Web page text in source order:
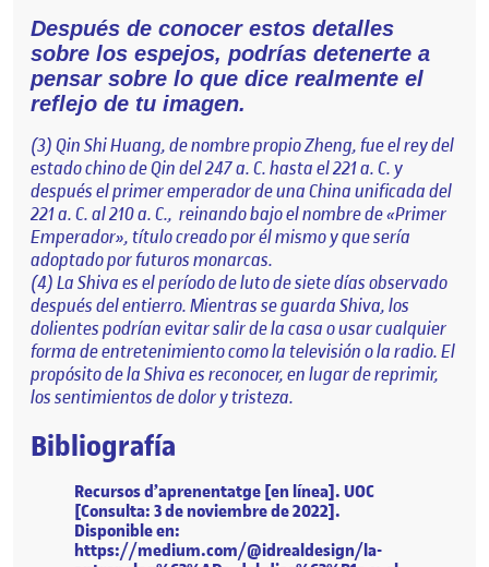
Después de conocer estos detalles
sobre los espejos, podrías detenerte a
pensar sobre lo que dice realmente el
reflejo de tu imagen.
(3) Qin Shi Huang, de nombre propio Zheng, fue el rey del
estado chino de Qin del 247 a. C. hasta el 221 a. C.​ y
después el primer emperador de una China unificada del
221 a. C. al 210 a. C., ​ reinando bajo el nombre de «Primer
Emperador», título creado por él mismo y que sería
adoptado por futuros monarcas.
(4) La Shiva es el período de luto de siete días observado
después del entierro. Mientras se guarda Shiva, los
dolientes podrían evitar salir de la casa o usar cualquier
forma de entretenimiento como la televisión o la radio. El
propósito de la Shiva es reconocer, en lugar de reprimir,
los sentimientos de dolor y tristeza.
Bibliografía
Recursos d’aprenentatge [en línea]. UOC
[Consulta: 3 de noviembre de 2022].
Disponible en:
https://medium.com/@idrealdesign/la-